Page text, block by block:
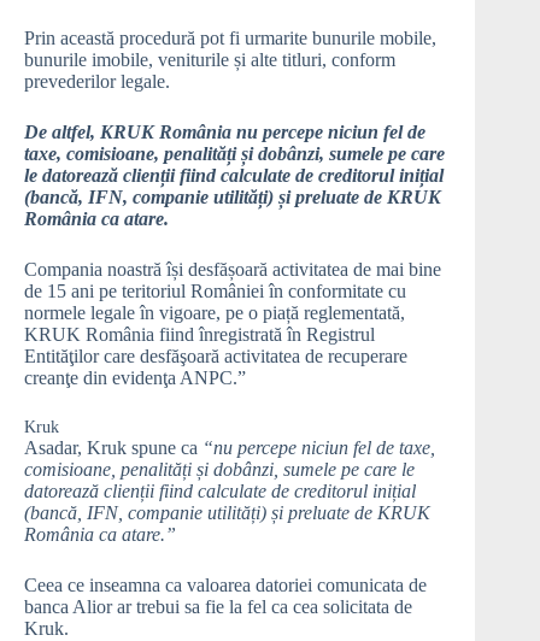
Prin această procedură pot fi urmarite bunurile mobile,
bunurile imobile, veniturile și alte titluri, conform
prevederilor legale.
De altfel, KRUK România nu percepe niciun fel de
taxe, comisioane, penalități și dobânzi, sumele pe care
le datorează clienții fiind calculate de creditorul inițial
(bancă, IFN, companie utilități) și preluate de KRUK
România ca atare.
Compania noastră își desfășoară activitatea de mai bine
de 15 ani pe teritoriul României în conformitate cu
normele legale în vigoare, pe o piață reglementată,
KRUK România fiind înregistrată în Registrul
Entităţilor care desfăşoară activitatea de recuperare
creanţe din evidenţa ANPC.”
Kruk
Asadar, Kruk spune ca “nu percepe niciun fel de taxe,
comisioane, penalități și dobânzi, sumele pe care le
datorează clienții fiind calculate de creditorul inițial
(bancă, IFN, companie utilități) și preluate de KRUK
România ca atare.”
Ceea ce inseamna ca valoarea datoriei comunicata de
banca Alior ar trebui sa fie la fel ca cea solicitata de
Kruk.